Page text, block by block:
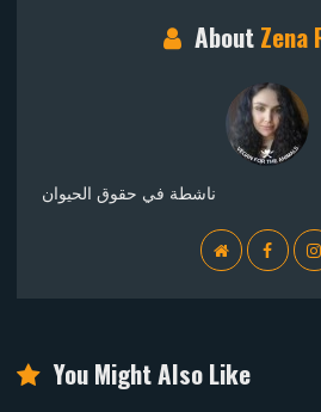
AboutZena
ناشطة في حقوق الحيوان
WebSite
You Might Also Like